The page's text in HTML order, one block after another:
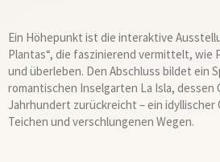
Ein Höhepunkt ist die interaktive
Plantas“, die faszinierend vermittelt, wie
und überleben. Den Abschluss bildet ein
romantischen Inselgarten La Isla, dessen
Jahrhundert zurückreicht – ein idyllischer
Teichen und verschlungenen Wegen.